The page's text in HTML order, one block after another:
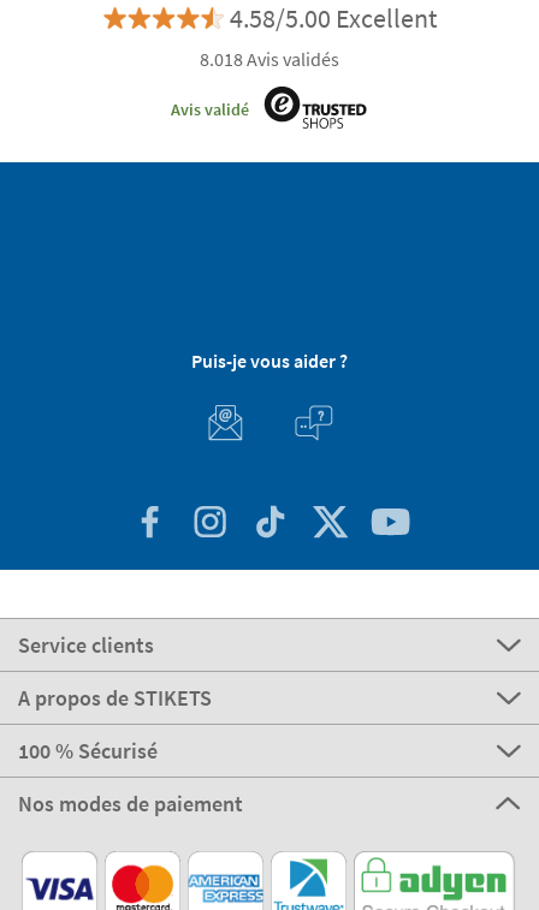
4.58/5.00 Excellent
8.018 Avis validés
Avis validé
Puis-je vous aider ?
Service clients
A propos de STIKETS
100 % Sécurisé
Nos modes de paiement